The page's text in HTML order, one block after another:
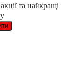
та найкращі